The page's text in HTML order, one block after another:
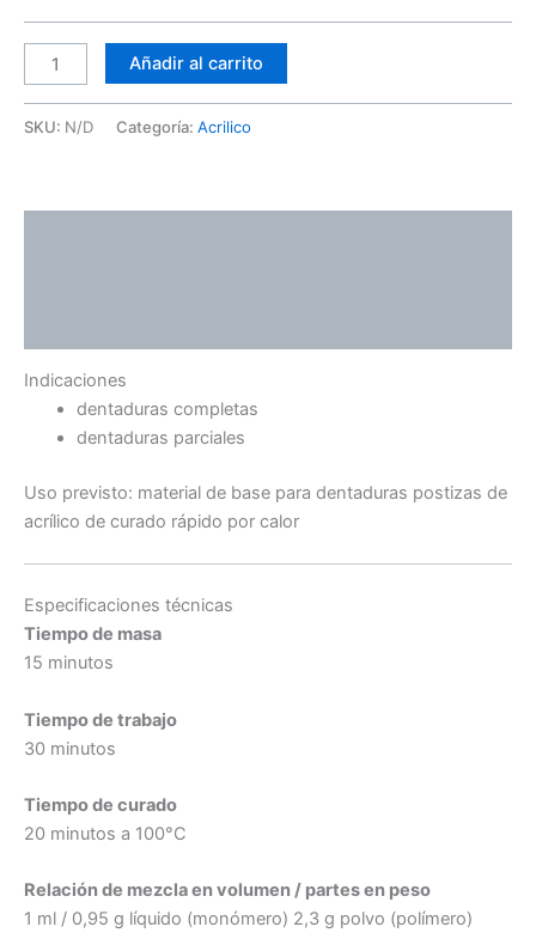
Añadir al carrito
SKU: N/D Categoría: Acrilico
Indicaciones
dentaduras completas
dentaduras parciales
Uso previsto: material de base para dentaduras postizas de
acrílico de curado rápido por calor
Especificaciones técnicas
Tiempo de masa
15 minutos
Tiempo de trabajo
30 minutos
Tiempo de curado
20 minutos a 100°C
Relación de mezcla en volumen / partes en peso
1 ml / 0,95 g líquido (monómero) 2,3 g polvo (polímero)